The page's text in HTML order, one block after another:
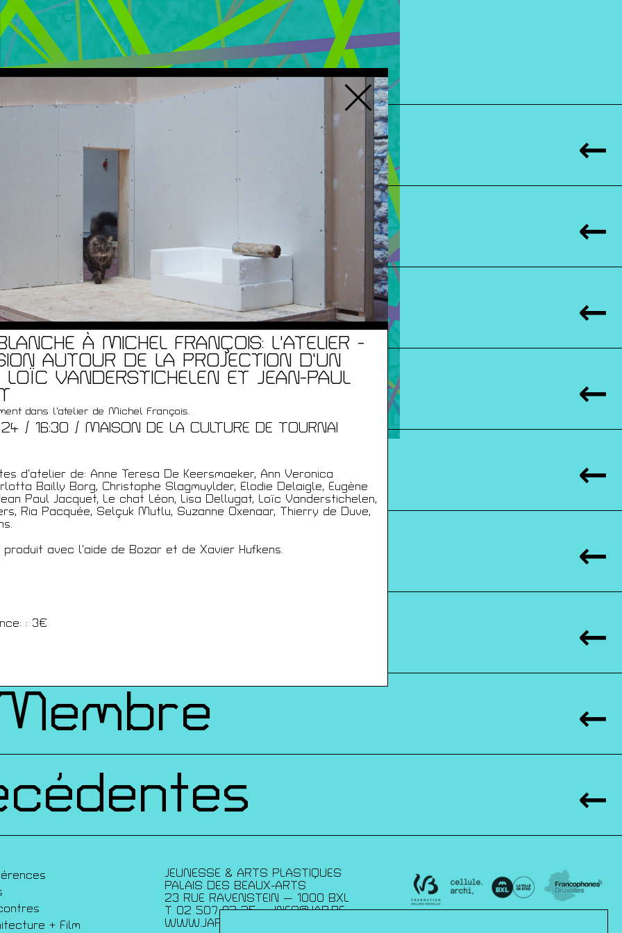
À MICHEL FRANÇOIS: L'ATELIER -
AUTOUR DE LA PROJECTION D’UN
VANDERSTICHELEN ET JEAN-PAUL
dans l'atelier de Michel François.
/ 16:30 / MAISON DE LA CULTURE DE TOURNAI
d’atelier de: Anne Teresa De Keersmaeker, Ann Veronica
Bailly Borg, Christophe Slagmuylder, Elodie Delaigle, Eugène
Paul Jacquet, Le chat Léon, Lisa Dellugat, Loïc Vanderstichelen,
Ria Pacquée, Selçuk Mutlu, Suzanne Oxenaar, Thierry de Duve,
produit avec l’aide de Bozar et de Xavier Hufkens.
: 3€
+ Film
JEUNESSE & ARTS PLASTIQUES
PALAIS DES BEAUX-ARTS
23 RUE RAVENSTEIN — 1000 BXL
T 02 507 82 25 —INFO@JAP.BE
WWW.JAP.BE